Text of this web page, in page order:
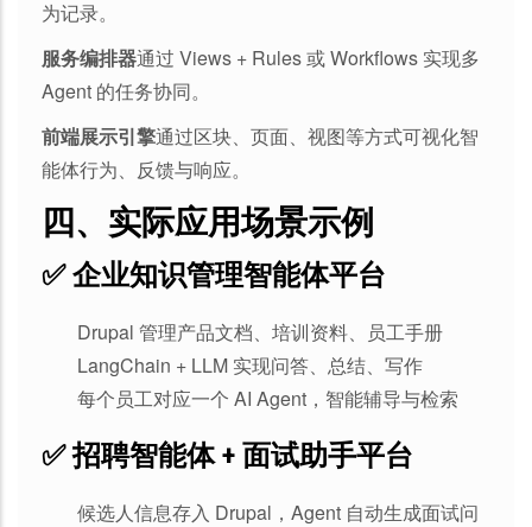
为记录。
服务编排器通过 Views + Rules 或 Workflows 实现多
Agent 的任务协同。
前端展示引擎通过区块、页面、视图等方式可视化智
能体行为、反馈与响应。
四、实际应用场景示例
✅ 企业知识管理智能体平台
Drupal 管理产品文档、培训资料、员工手册
LangChain + LLM 实现问答、总结、写作
每个员工对应一个 AI Agent，智能辅导与检索
✅ 招聘智能体 + 面试助手平台
候选人信息存入 Drupal，Agent 自动生成面试问